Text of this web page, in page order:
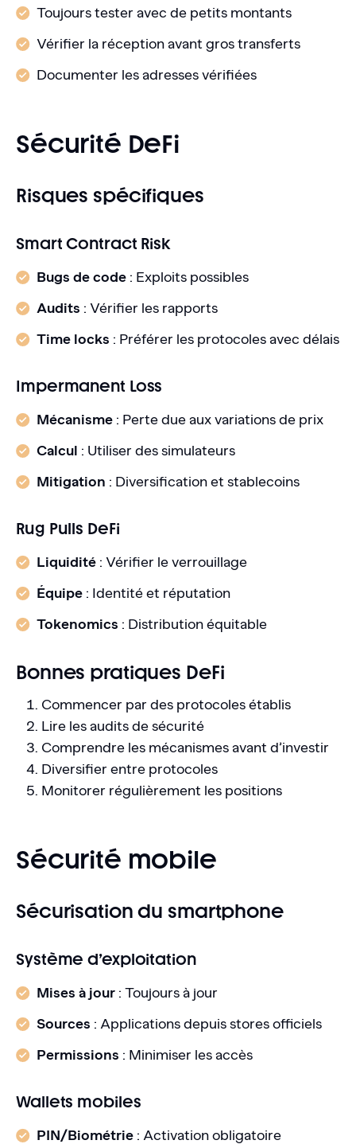
Toujours tester avec de petits montants
Vérifier la réception avant gros transferts
Documenter les adresses vérifiées
Sécurité DeFi
Risques spécifiques
Smart Contract Risk
Bugs de code : Exploits possibles
Audits : Vérifier les rapports
Time locks : Préférer les protocoles avec délais
Impermanent Loss
Mécanisme : Perte due aux variations de prix
Calcul : Utiliser des simulateurs
Mitigation : Diversification et stablecoins
Rug Pulls DeFi
Liquidité : Vérifier le verrouillage
Équipe : Identité et réputation
Tokenomics : Distribution équitable
Bonnes pratiques DeFi
Commencer par des protocoles établis
Lire les audits de sécurité
Comprendre les mécanismes avant d’investir
Diversifier entre protocoles
Monitorer régulièrement les positions
Sécurité mobile
Sécurisation du smartphone
Système d’exploitation
Mises à jour : Toujours à jour
Sources : Applications depuis stores officiels
Permissions : Minimiser les accès
Wallets mobiles
PIN/Biométrie : Activation obligatoire